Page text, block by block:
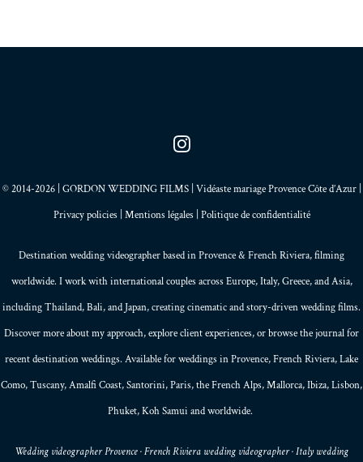
© 2014-2026 | GORDON WEDDING FILMS | Vidéaste mariage Provence Côte d’Azur |
Privacy policies| Mentions légales| Politique de confidentialité
Destination wedding videographer based inProvence&French Riviera, filming
worldwide. I work with international couples across Europe,Italy,Greece, andAsia,
including Thailand,Bali, andJapan, creatingcinematic and story-driven wedding films.
Discover more about myapproach, exploreclient experiences, or browse thejournalfor
recent destination weddings. Available for weddings in Provence, French Riviera, Lake
Como, Tuscany, Amalfi Coast,Santorini,Paris, theFrench Alps,Mallorca, Ibiza,Lisbon,
Phuket, Koh Samui and worldwide.
Wedding videographer Provence · French Riviera wedding videographer · Italy wedding